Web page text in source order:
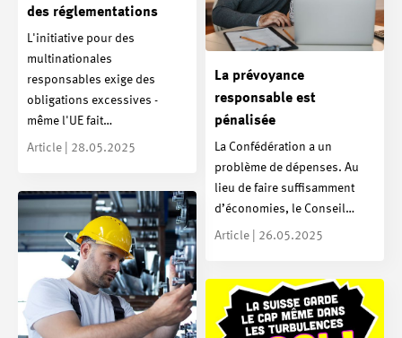
des réglementations
L'initiative pour des
multinationales
responsables exige des
obligations excessives -
même l'UE fait…
Article | 28.05.2025
La prévoyance
responsable est
pénalisée
La Confédération a un
problème de dépenses. Au
lieu de faire suffisamment
d’économies, le Conseil…
Article | 26.05.2025